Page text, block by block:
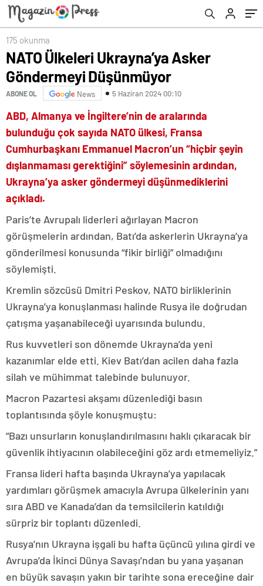
175 okunma
NATO Ülkeleri Ukrayna’ya Asker
Göndermeyi Düşünmüyor
ABONE OL News 5 Haziran 2024 00:10
ABD, Almanya ve İngiltere’nin de aralarında
bulunduğu çok sayıda NATO ülkesi, Fransa
Cumhurbaşkanı Emmanuel Macron’un “hiçbir şeyin
dışlanmaması gerektiğini” söylemesinin ardından,
Ukrayna’ya asker göndermeyi düşünmediklerini
açıkladı.
Paris’te Avrupalı liderleri ağırlayan Macron
görüşmelerin ardından, Batı’da askerlerin Ukrayna’ya
gönderilmesi konusunda “fikir birliği” olmadığını
söylemişti.
Kremlin sözcüsü Dmitri Peskov, NATO birliklerinin
Ukrayna’ya konuşlanması halinde Rusya ile doğrudan
çatışma yaşanabileceği uyarısında bulundu.
Rus kuvvetleri son dönemde Ukrayna’da yeni
kazanımlar elde etti. Kiev Batı’dan acilen daha fazla
silah ve mühimmat talebinde bulunuyor.
Macron Pazartesi akşamı düzenlediği basın
toplantısında şöyle konuşmuştu:
“Bazı unsurların konuşlandırılmasını haklı çıkaracak bir
güvenlik ihtiyacının olabileceğini göz ardı etmemeliyiz.”
Fransa lideri hafta başında Ukrayna’ya yapılacak
yardımları görüşmek amacıyla Avrupa ülkelerinin yanı
sıra ABD ve Kanada’dan da temsilcilerin katıldığı
sürpriz bir toplantı düzenledi.
Rusya’nın Ukrayna işgali bu hafta üçüncü yılına girdi ve
Avrupa’da İkinci Dünya Savaşı’ndan bu yana yaşanan
en büyük savaşın yakın bir tarihte sona ereceğine dair